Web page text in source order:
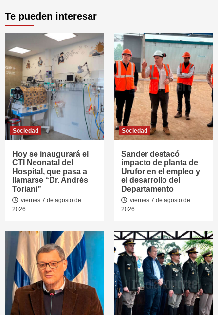
Te pueden interesar
Sociedad
Hoy se inaugurará el
CTI Neonatal del
Hospital, que pasa a
llamarse “Dr. Andrés
Toriani”
viernes 7 de agosto de
2026
Sociedad
Sander destacó
impacto de planta de
Urufor en el empleo y
el desarrollo del
Departamento
viernes 7 de agosto de
2026